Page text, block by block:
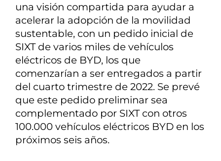
una visión compartida para ayudar a
acelerar la adopción de la movilidad
sustentable, con un pedido inicial de
SIXT de varios miles de vehículos
eléctricos de BYD, los que
comenzarían a ser entregados a partir
del cuarto trimestre de 2022. Se prevé
que este pedido preliminar sea
complementado por SIXT con otros
100.000 vehículos eléctricos BYD en los
próximos seis años.